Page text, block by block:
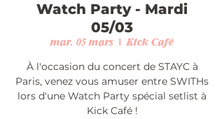
Watch Party - Mardi
05/03
mar. 05 mars
  |
Kick Café
À l'occasion du concert de STAYC à
Paris, venez vous amuser entre SWITHs
lors d'une Watch Party spécial setlist à
Kick Café !